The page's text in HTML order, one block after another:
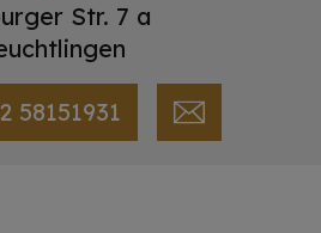
Str. 7 a
58151931